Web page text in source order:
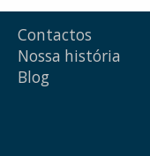
Contactos
Nossa história
Blog